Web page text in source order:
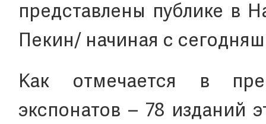
представлены публике в
Пекин/ начиная с
Как отмечается в
экспонатов – 78 изданий